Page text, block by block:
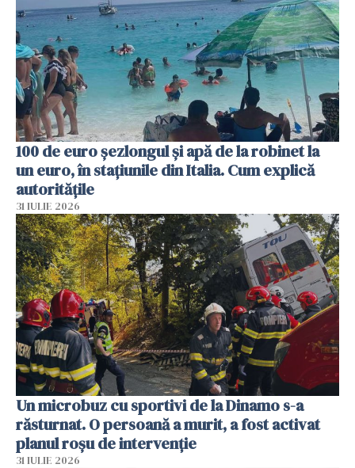
100 de euro șezlongul și apă de la robinet la
un euro, în stațiunile din Italia. Cum explică
autoritățile
31 IULIE 2026
Un microbuz cu sportivi de la Dinamo s-a
răsturnat. O persoană a murit, a fost activat
planul roșu de intervenție
31 IULIE 2026